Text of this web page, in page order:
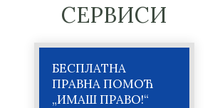
СЕРВИСИ
БЕСПЛАТНА
ПРАВНА ПОМОЋ
„ИМАШ ПРАВО!“